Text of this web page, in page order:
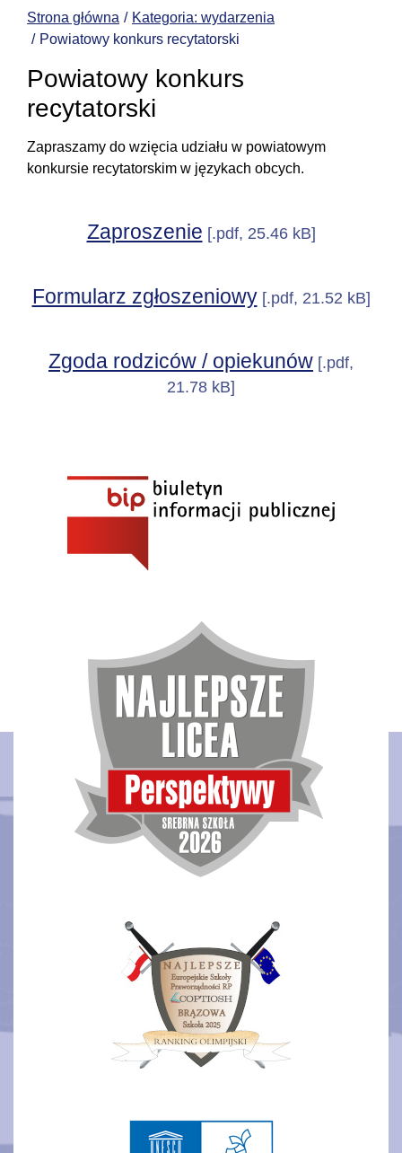
Strona główna
Kategoria: wydarzenia
Powiatowy konkurs recytatorski
Powiatowy konkurs
recytatorski
Zapraszamy do wzięcia udziału w powiatowym
konkursie recytatorskim w językach obcych.
Zaproszenie [.pdf, 25.46 kB]
Formularz zgłoszeniowy[.pdf, 21.52 kB]
Zgoda rodziców / opiekunów [.pdf,
21.78 kB]